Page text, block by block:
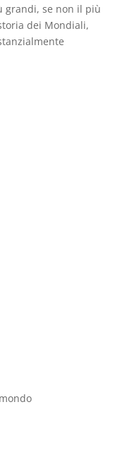
grandi, se non il più
dei Mondiali,